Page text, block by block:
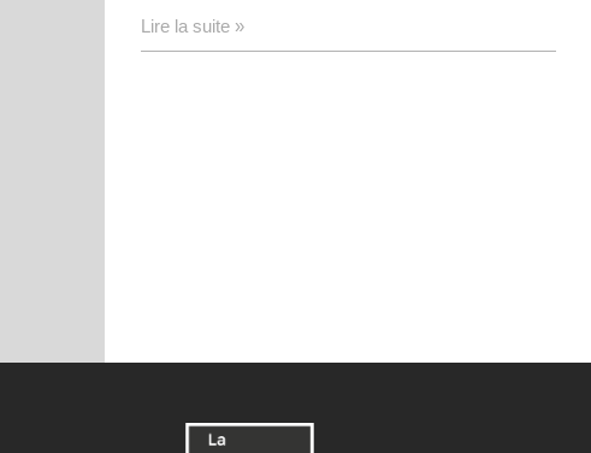
Lire la suite »